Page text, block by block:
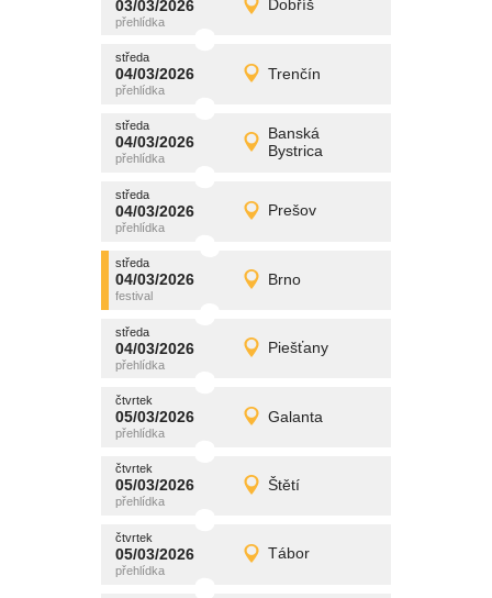
03/03/2026 Dobříš
úterý
03/03/2026 Detail
středa
04/03/2026 Trenčín
středa
04/03/2026 Detail
promítání
středa
04/03/2026
Banská
Bystrica
středa
04/03/2026 Detail
promítání
středa
04/03/2026 Prešov
středa
04/03/2026 Detail
promítání
středa
04/03/2026 Brno
středa
04/03/2026 Detail
promítání
středa
04/03/2026 Piešťany
středa
04/03/2026 Detail
promítání
čtvrtek
05/03/2026 Galanta
čtvrtek
05/03/2026 Detail
promítání
čtvrtek
05/03/2026 Štětí
čtvrtek
05/03/2026 Detail
promítání
čtvrtek
05/03/2026 Tábor
čtvrtek
05/03/2026 Detail
promítání